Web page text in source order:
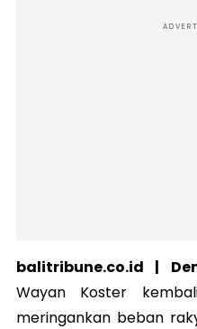
balitribune.co.id |
Wayan Koster
meringankan beban